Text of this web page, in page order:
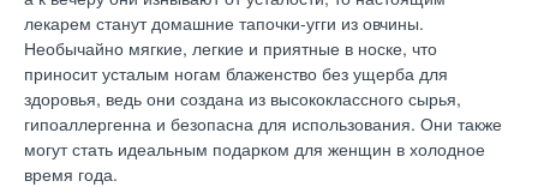
лекарем станут домашние тапочки-угги из овчины.
Необычайно мягкие, легкие и приятные в носке, что
приносит усталым ногам блаженство без ущерба для
здоровья, ведь они создана из высококлассного сырья,
гипоаллергенна и безопасна для использования. Они также
могут стать идеальным подарком для женщин в холодное
время года.